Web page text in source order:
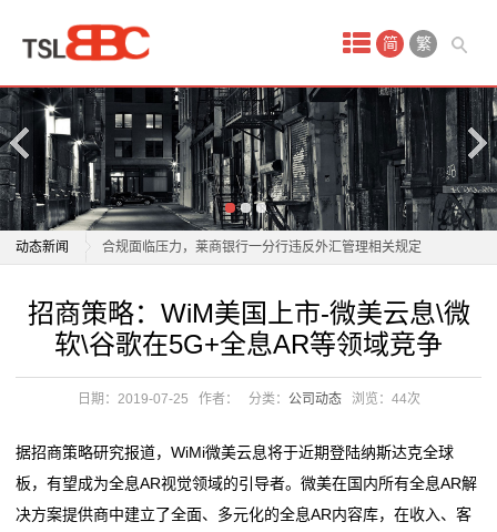
简 繁
动态新闻
艺术开新 精神传薪
合规面临压力，莱商银行一分行违反外汇管理相关规定
口服美容新纪元
文艺湘军“马上”迎新 新春联欢会展现湖湘文艺时代气象
全程直播！国家级艺术团体新春文艺演出来了，附节目
「改进文风大家谈」文艺大众化，文风是关键
激发活力 岁启新程——济南市民间文艺家协会共绘泉城
文艺新蓝图
合规面临压力，莱商银行一分行违反外汇管理相关规定
外泌体前沿探索：根莱生技持续投入大健康研发，领航
口服美容新纪元
全程直播！国家级艺术团体新春文艺演出来了，附节目
单
「改进文风大家谈」文艺大众化，文风是关键
招商策略：WiM美国上市-微美云息\微
软\谷歌在5G+全息AR等领域竞争
日期：2019-07-25 作者： 分类： 公司动态 浏览： 44次
据招商策略研究报道，WiMi微美云息将于近期登陆纳斯达克全球
板，有望成为全息AR视觉领域的引导者。微美在国内所有全息AR解
决方案提供商中建立了全面、多元化的全息AR内容库，在收入、客
产
品
中